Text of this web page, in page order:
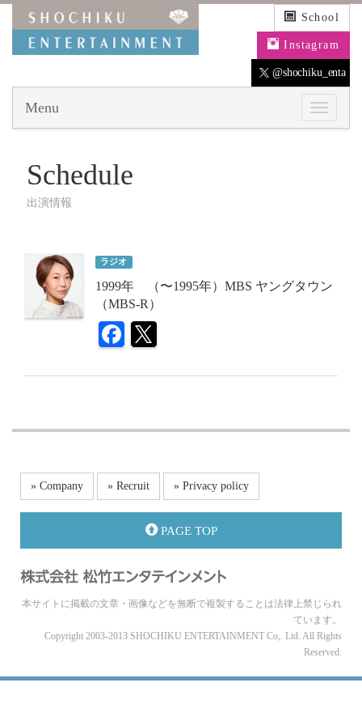
School
Instagram
@shochiku_enta
Menu
Schedule
出演情報
ラジオ
1999年 （〜1995年）MBS ヤングタウン
（MBS-R）
» Company » Recruit » Privacy policy
PAGE TOP
本サイトに掲載の文章・画像などを無断で複製することは法律上禁じられ
ています。
Copyright 2003-2013 SHOCHIKU ENTERTAINMENT Co,. Ltd. All Rights
Reserved.